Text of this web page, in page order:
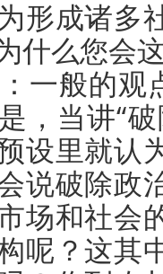
形成诸多
什么您会
一般的观
，当讲“
设里就认
说破除政
场和社会
呢？这其